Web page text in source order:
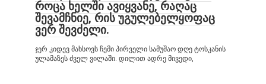
როცა ხელში ავიყვანე, რაღაც
შევამჩნიე, რის უგულებელყოფაც
ვერ შევძელი.
ჯერ კიდევ მახსოვს ჩემი პირველი სამუშაო დღე ტოსკანის
ულამაზეს ძველ ვილაში. დილით ადრე მივედი,